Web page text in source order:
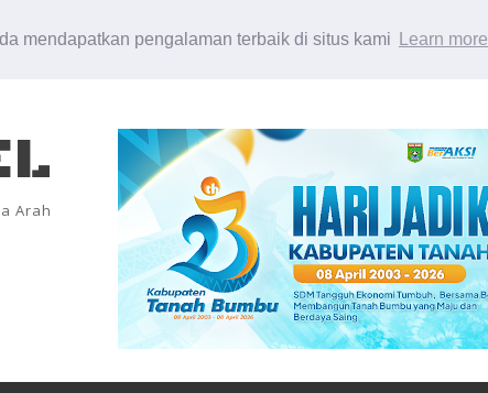
mendapatkan pengalaman terbaik di situs kami Learn more
Arah